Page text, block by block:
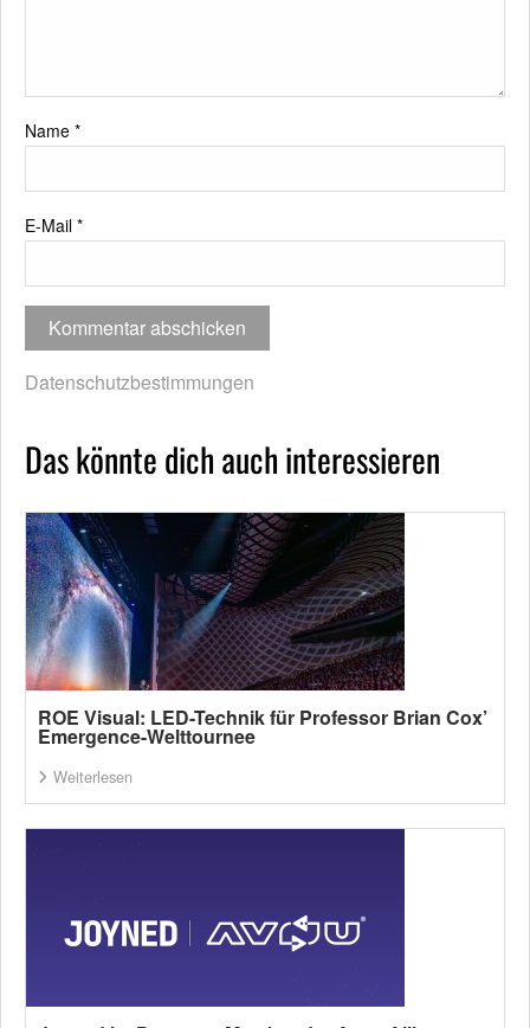
Name *
E-Mail *
Datenschutzbestimmungen
Das könnte dich auch interessieren
ROE Visual: LED-Technik für Professor Brian Cox’
Emergence-Welttournee
Weiterlesen